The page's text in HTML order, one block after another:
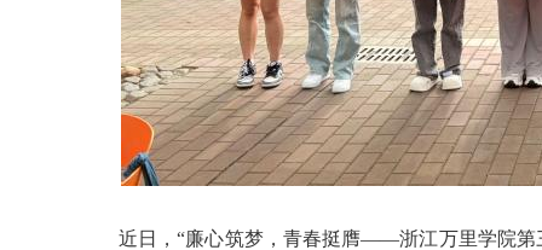
近日，“廉心筑梦，青春挺膺——浙江万里学院第